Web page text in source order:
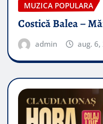
MUZICA POPULARA
Costică Balea –
admin aug. 6,